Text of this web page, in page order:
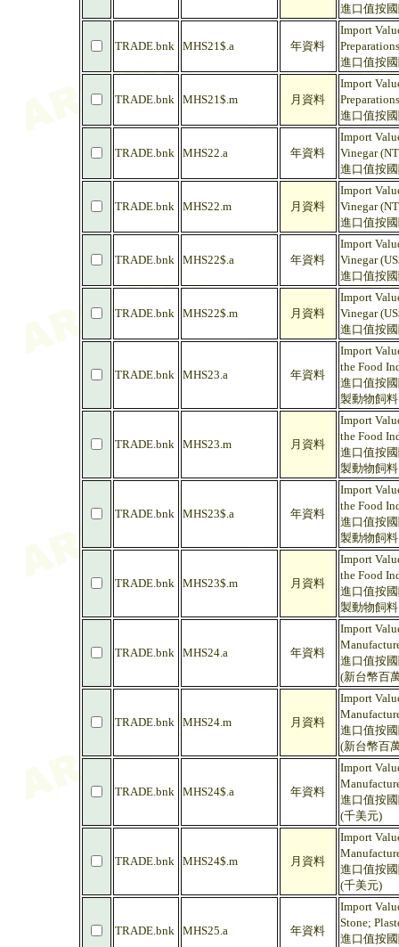
進口值按
TRADE.bnk MHS21$.a 年資料
Import
進口值按
TRADE.bnk MHS21$.m 月資料
Import
進口值按
TRADE.bnk MHS22.a 年資料
Import
Vinegar
進口值按
TRADE.bnk MHS22.m 月資料
Import
Vinegar
進口值按
TRADE.bnk MHS22$.a 年資料
Import
Vinegar
進口值按
TRADE.bnk MHS22$.m 月資料
Import
Vinegar
進口值按
TRADE.bnk MHS23.a 年資料
Import
the Food
進口值按
製動物飼
TRADE.bnk MHS23.m 月資料
Import
the Food
進口值按
製動物飼
TRADE.bnk MHS23$.a 年資料
Import
the Food
進口值按
製動物飼
TRADE.bnk MHS23$.m 月資料
Import
the Food
進口值按
製動物飼
TRADE.bnk MHS24.a 年資料
Import
進口值按
(新台幣百
TRADE.bnk MHS24.m 月資料
Import
進口值按
(新台幣百
TRADE.bnk MHS24$.a 年資料
Import
進口值按
(千美元)
TRADE.bnk MHS24$.m 月資料
Import
進口值按
(千美元)
TRADE.bnk MHS25.a 年資料
Import
Stone;
進口值按